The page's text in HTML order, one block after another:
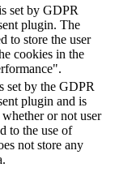
set by GDPR
plugin. The
to store the user
cookies in the
set by the GDPR
plugin and is
whether or not user
to the use of
not store any